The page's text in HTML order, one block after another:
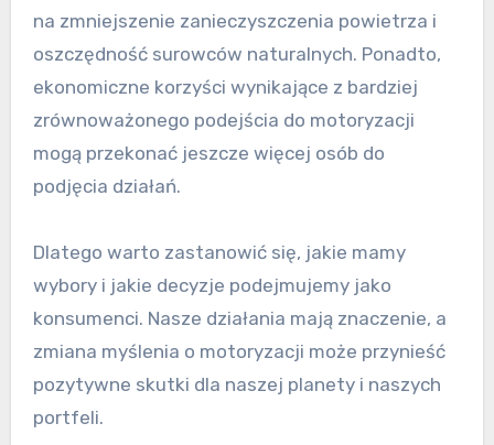
na zmniejszenie zanieczyszczenia powietrza i
oszczędność surowców naturalnych. Ponadto,
ekonomiczne korzyści wynikające z bardziej
zrównoważonego podejścia do motoryzacji
mogą przekonać jeszcze więcej osób do
podjęcia działań.
Dlatego warto zastanowić się, jakie mamy
wybory i jakie decyzje podejmujemy jako
konsumenci. Nasze działania mają znaczenie, a
zmiana myślenia o motoryzacji może przynieść
pozytywne skutki dla naszej planety i naszych
portfeli.